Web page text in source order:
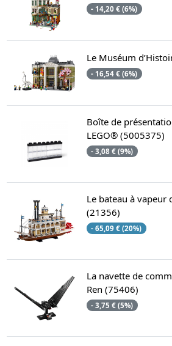
- 14,20 € (6%)
Le Muséum
- 16,54 € (6%)
Boîte de
LEGO® (5005375)
- 3,08 € (9%)
Le bateau à vapeur
(21356)
- 65,09 € (20%)
La navette de
Ren (75406)
- 3,75 € (5%)